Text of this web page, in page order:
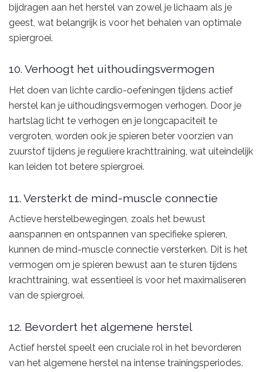
bijdragen aan het herstel van zowel je lichaam als je
geest, wat belangrijk is voor het behalen van optimale
spiergroei.
10. Verhoogt het uithoudingsvermogen
Het doen van lichte cardio-oefeningen tijdens actief
herstel kan je uithoudingsvermogen verhogen. Door je
hartslag licht te verhogen en je longcapaciteit te
vergroten, worden ook je spieren beter voorzien van
zuurstof tijdens je reguliere krachttraining, wat uiteindelijk
kan leiden tot betere spiergroei.
11. Versterkt de mind-muscle connectie
Actieve herstelbewegingen, zoals het bewust
aanspannen en ontspannen van specifieke spieren,
kunnen de mind-muscle connectie versterken. Dit is het
vermogen om je spieren bewust aan te sturen tijdens
krachttraining, wat essentieel is voor het maximaliseren
van de spiergroei.
12. Bevordert het algemene herstel
Actief herstel speelt een cruciale rol in het bevorderen
van het algemene herstel na intense trainingsperiodes.